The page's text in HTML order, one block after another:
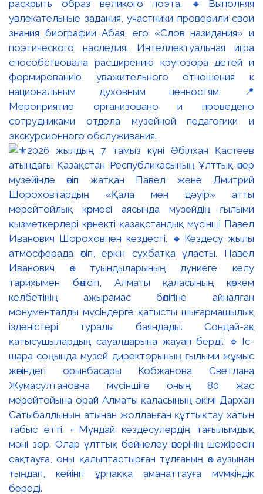
раскрыть образ великого поэта. 🔸Выполняя
увлекательные задания, участники проверили свои
знания биографии Абая, его «Слов назидания» и
поэтического наследия. Интеллектуальная игра
способствовала расширению кругозора детей и
формированию уважительного отношения к
национальным духовным ценностям. 📍
Мероприятие организовано и проведено
сотрудниками отдела музейной педагогики и
экскурсионного обслуживания.